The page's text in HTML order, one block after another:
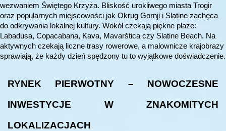
wezwaniem Świętego Krzyża. Bliskość urokliwego miasta Trogir
oraz popularnych miejscowości jak Okrug Gornji i Slatine zachęca
do odkrywania lokalnej kultury. Wokół czekają piękne plaże:
Labadusa, Copacabana, Kava, Mavarštica czy Slatine Beach. Na
aktywnych czekają liczne trasy rowerowe, a malownicze krajobrazy
sprawiają, że każdy dzień spędzony tu to wyjątkowe doświadczenie.
RYNEK PIERWOTNY – NOWOCZESNE
INWESTYCJE W ZNAKOMITYCH
LOKALIZACJACH